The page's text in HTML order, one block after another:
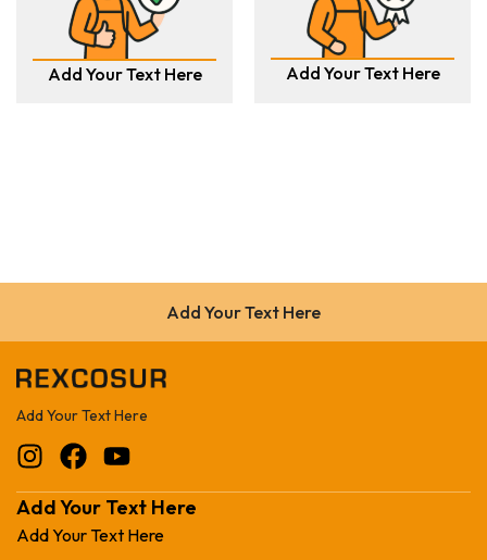
Add Your Text Here Add Your Text Here
Add Your Text Here
Add Your Text Here
Add Your Text Here
Add Your Text Here